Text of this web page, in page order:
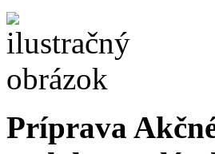
Príprava